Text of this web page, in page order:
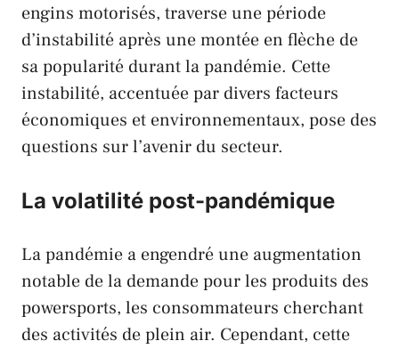
engins motorisés, traverse une période
d’instabilité après une montée en flèche de
sa popularité durant la pandémie. Cette
instabilité, accentuée par divers facteurs
économiques et environnementaux, pose des
questions sur l’avenir du secteur.
La volatilité post-pandémique
La pandémie a engendré une augmentation
notable de la demande pour les produits des
powersports, les consommateurs cherchant
des activités de plein air. Cependant, cette